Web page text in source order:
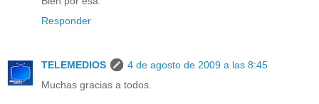
Responder
TELEMEDIOS
4 de agosto de 2009 a las 8:45
Muchas gracias a todos.